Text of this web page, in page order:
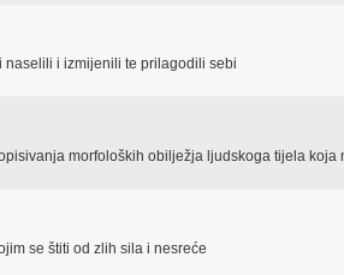
naselili i izmijenili te prilagodili sebi
morfoloških obilježja ljudskoga tijela koja
se štiti od zlih sila i nesreće